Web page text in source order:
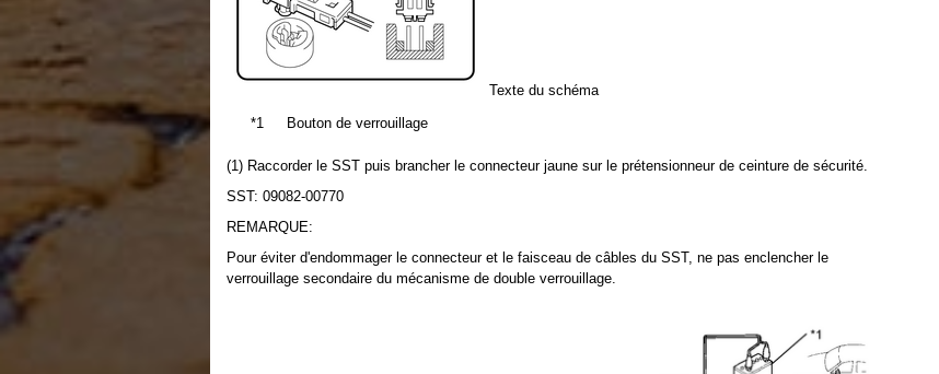
Texte du schéma
*1
Bouton de verrouillage
(1) Raccorder le SST puis brancher le connecteur jaune sur le prétensionneur de ceinture de sécurité.
SST: 09082-00770
REMARQUE:
Pour éviter d'endommager le connecteur et le faisceau de câbles du SST, ne pas enclencher le
verrouillage secondaire du mécanisme de double verrouillage.